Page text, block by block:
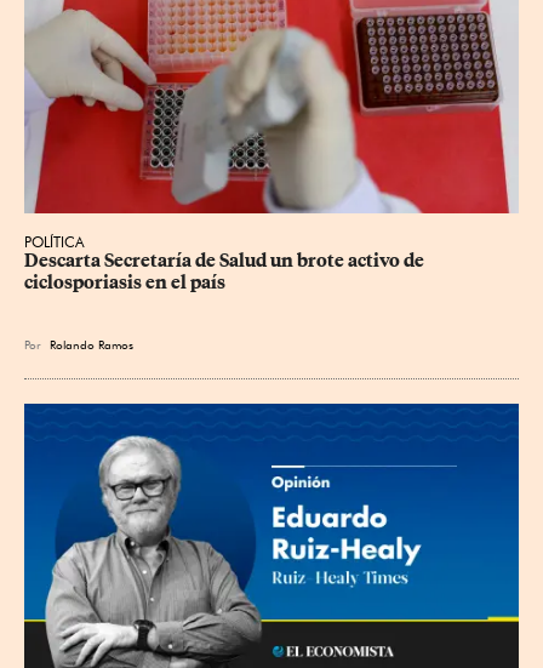
POLÍTICA
Descarta Secretaría de Salud un brote activo de
ciclosporiasis en el país
Por Rolando Ramos